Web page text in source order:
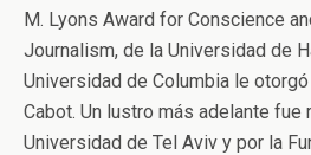
M. Lyons Award for Conscience
Journalism, de la Universidad de
Universidad de Columbia le
Cabot. Un lustro más adelante fue
Universidad de Tel Aviv y por la